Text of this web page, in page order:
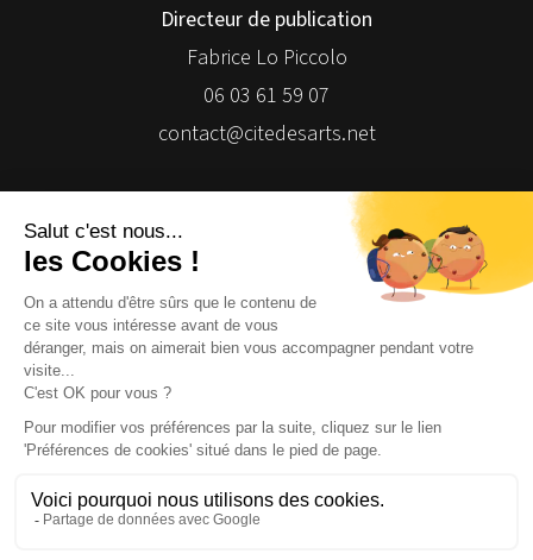
Directeur de publication
Fabrice Lo Piccolo
06 03 61 59 07
contact@citedesarts.net
© 2026 | Cité des Arts | Tous droits réservés